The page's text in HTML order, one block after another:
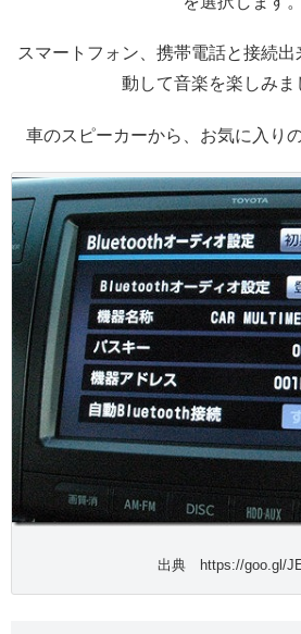
スマートフォン、携帯電話と接続
動して音楽を楽しみま
車のスピーカーから、お気に入り
出典 https://goo.gl/